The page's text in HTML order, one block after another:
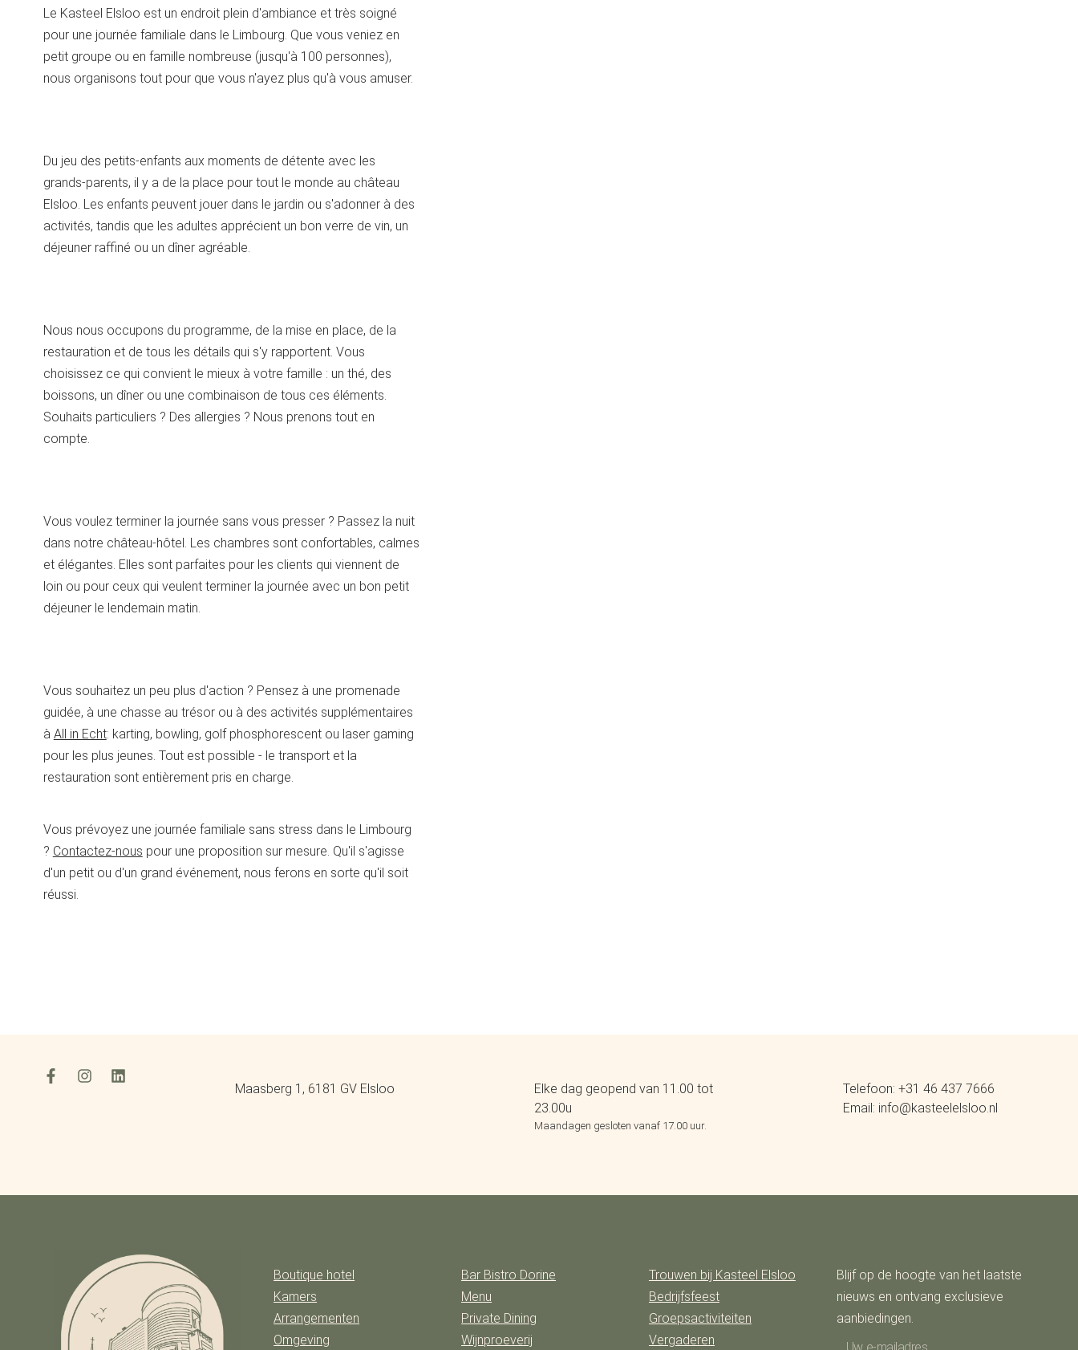
Le Kasteel Elsloo est un endroit plein d'ambiance et très soigné
pour une journée familiale dans le Limbourg. Que vous veniez en
petit groupe ou en famille nombreuse (jusqu'à 100 personnes),
nous organisons tout pour que vous n'ayez plus qu'à vous amuser.
Du jeu des petits-enfants aux moments de détente avec les
grands-parents, il y a de la place pour tout le monde au château
Elsloo. Les enfants peuvent jouer dans le jardin ou s'adonner à des
activités, tandis que les adultes apprécient un bon verre de vin, un
déjeuner raffiné ou un dîner agréable.
Nous nous occupons du programme, de la mise en place, de la
restauration et de tous les détails qui s'y rapportent. Vous
choisissez ce qui convient le mieux à votre famille : un thé, des
boissons, un dîner ou une combinaison de tous ces éléments.
Souhaits particuliers ? Des allergies ? Nous prenons tout en
compte.
Vous voulez terminer la journée sans vous presser ? Passez la nuit
dans notre château-hôtel. Les chambres sont confortables, calmes
et élégantes. Elles sont parfaites pour les clients qui viennent de
loin ou pour ceux qui veulent terminer la journée avec un bon petit
déjeuner le lendemain matin.
Vous souhaitez un peu plus d'action ? Pensez à une promenade
guidée, à une chasse au trésor ou à des activités supplémentaires
à All in Echt: karting, bowling, golf phosphorescent ou laser gaming
pour les plus jeunes. Tout est possible - le transport et la
restauration sont entièrement pris en charge.
Vous prévoyez une journée familiale sans stress dans le Limbourg
? Contactez-nous pour une proposition sur mesure. Qu'il s'agisse
d'un petit ou d'un grand événement, nous ferons en sorte qu'il soit
réussi.
Maasberg 1, 6181 GV Elsloo
Elke dag geopend van 11.00 tot
23.00u
Maandagen gesloten vanaf 17.00 uur.
Telefoon: +31 46 437 7666
Email: info@kasteelelsloo.nl
Boutique hotel
Kamers
Arrangementen
Omgeving
Bar Bistro Dorine
Menu
Private Dining
Wijnproeverij
Trouwen bij Kasteel Elsloo
Bedrijfsfeest
Groepsactiviteiten
Vergaderen
Blijf op de hoogte van het laatste
nieuws en ontvang exclusieve
aanbiedingen.